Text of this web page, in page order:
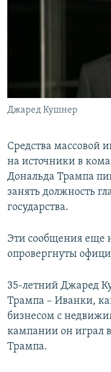
СОВЕТЫ
УКРАИНСКАЯ ПРОБЛЕМА
Джаред Кушнер
Средства массовой
на источники в
Дональда Трампа
занять должность
государства.
Эти сообщения еще
опровергнуты
35-летний Джаред
Трампа – Иванки,
бизнесом с
кампании он играл
Трампа.